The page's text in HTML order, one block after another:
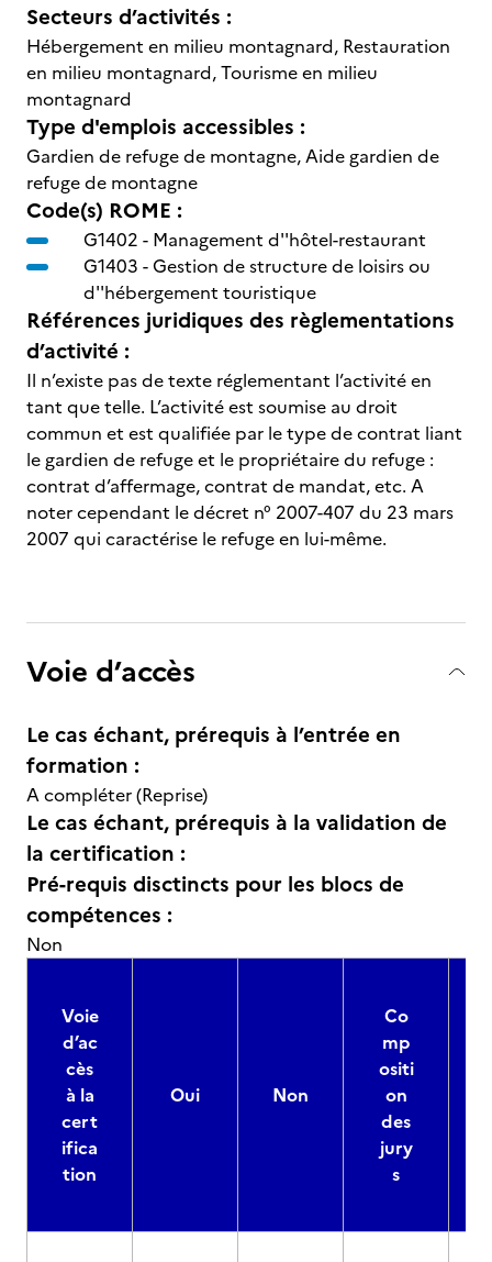
Secteurs d’activités :
Hébergement en milieu montagnard, Restauration
en milieu montagnard, Tourisme en milieu
montagnard
Type d'emplois accessibles :
Gardien de refuge de montagne, Aide gardien de
refuge de montagne
Code(s) ROME :
G1402 - Management d''hôtel-restaurant
G1403 -Gestion de structure de loisirs ou
d''hébergement touristique
Références juridiques des règlementations
d’activité :
Il n’existe pas de texte réglementant l’activité en
tant que telle. L’activité est soumise au droit
commun et est qualifiée par le type de contrat liant
le gardien de refuge et le propriétaire du refuge :
contrat d’affermage, contrat de mandat, etc. A
noter cependant le décret n° 2007-407 du 23 mars
2007 qui caractérise le refuge en lui-même.
Voie d’accès
Le cas échant, prérequis à l’entrée en
formation :
A compléter (Reprise)
Le cas échant, prérequis à la validation de
la certification :
Pré-requis disctincts pour les blocs de
compétences :
Non
Voie
d’ac
cès
à la
cert
ifica
tion
Oui Non
Co
mp
ositi
on
des
jury
s